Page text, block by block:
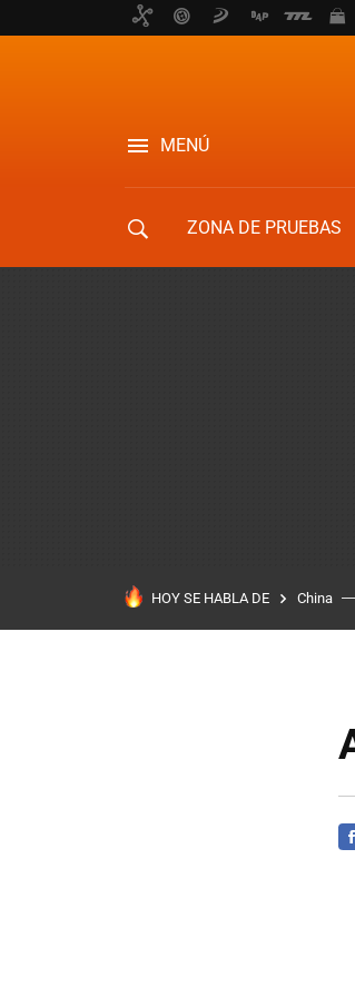
MENÚ
ZONA DE PRUEBAS
HOY SE HABLA DE China